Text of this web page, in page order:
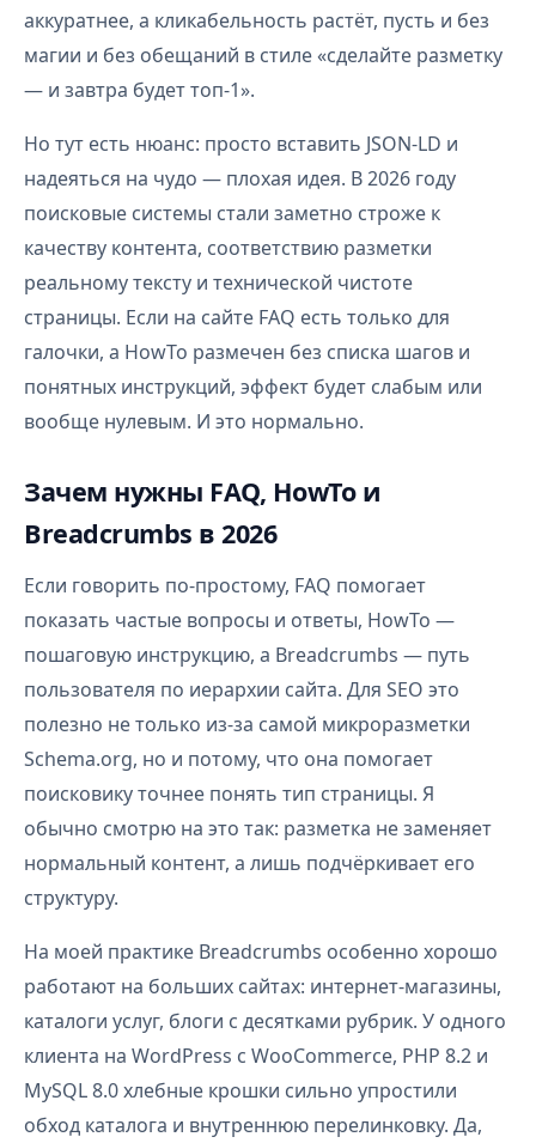
аккуратнее, а кликабельность растёт, пусть и без
магии и без обещаний в стиле «сделайте разметку
— и завтра будет топ-1».
Но тут есть нюанс: просто вставить JSON-LD и
надеяться на чудо — плохая идея. В 2026 году
поисковые системы стали заметно строже к
качеству контента, соответствию разметки
реальному тексту и технической чистоте
страницы. Если на сайте FAQ есть только для
галочки, а HowTo размечен без списка шагов и
понятных инструкций, эффект будет слабым или
вообще нулевым. И это нормально.
Зачем нужны FAQ, HowTo и
Breadcrumbs в 2026
Если говорить по-простому, FAQ помогает
показать частые вопросы и ответы, HowTo —
пошаговую инструкцию, а Breadcrumbs — путь
пользователя по иерархии сайта. Для SEO это
полезно не только из-за самой микроразметки
Schema.org, но и потому, что она помогает
поисковику точнее понять тип страницы. Я
обычно смотрю на это так: разметка не заменяет
нормальный контент, а лишь подчёркивает его
структуру.
На моей практике Breadcrumbs особенно хорошо
работают на больших сайтах: интернет-магазины,
каталоги услуг, блоги с десятками рубрик. У одного
клиента на WordPress с WooCommerce, PHP 8.2 и
MySQL 8.0 хлебные крошки сильно упростили
обход каталога и внутреннюю перелинковку. Да,